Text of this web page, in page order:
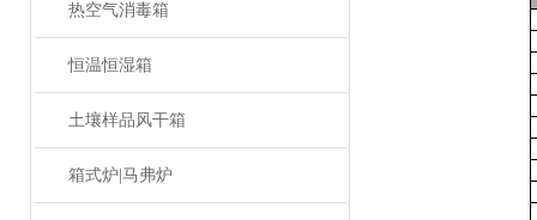
热空气消毒箱
恒温恒湿箱
土壤样品风干箱
箱式炉|马弗炉